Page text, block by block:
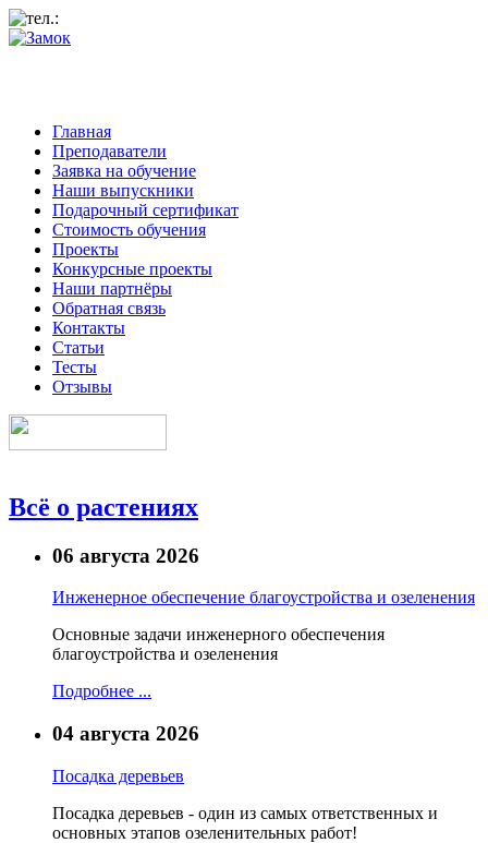
Главная
Преподаватели
Заявка на обучение
Наши выпускники
Подарочный сертификат
Стоимость обучения
Проекты
Конкурсные проекты
Наши партнёры
Обратная связь
Контакты
Статьи
Тесты
Отзывы
Всё о растениях
06 августа 2026
Инженерное обеспечение благоустройства и озеленения
Основные задачи инженерного обеспечения
благоустройства и озеленения
Подробнее ...
04 августа 2026
Посадка деревьев
Посадка деревьев - один из самых ответственных и
основных этапов озеленительных работ!